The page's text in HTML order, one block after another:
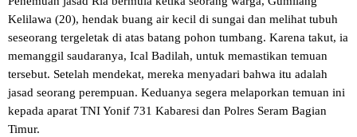
Kelilawa (20), hendak buang air kecil di sungai dan melihat tubuh
seseorang tergeletak di atas batang pohon tumbang. Karena takut, ia
memanggil saudaranya, Ical Badilah, untuk memastikan temuan
tersebut. Setelah mendekat, mereka menyadari bahwa itu adalah
jasad seorang perempuan. Keduanya segera melaporkan temuan ini
kepada aparat TNI Yonif 731 Kabaresi dan Polres Seram Bagian
Timur.